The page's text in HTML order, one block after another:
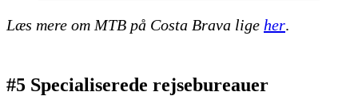
Læs mere om MTB på Costa Brava lige her.
#5 Specialiserede rejsebureauer